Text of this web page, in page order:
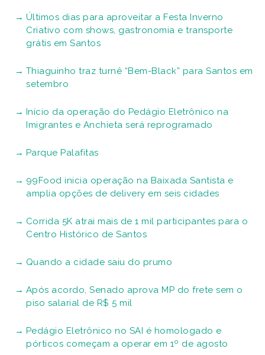
Últimos dias para aproveitar a Festa Inverno
Criativo com shows, gastronomia e transporte
grátis em Santos
Thiaguinho traz turnê “Bem-Black” para Santos em
setembro
Início da operação do Pedágio Eletrônico na
Imigrantes e Anchieta será reprogramado
Parque Palafitas
99Food inicia operação na Baixada Santista e
amplia opções de delivery em seis cidades
Corrida 5K atrai mais de 1 mil participantes para o
Centro Histórico de Santos
Quando a cidade saiu do prumo
Após acordo, Senado aprova MP do frete sem o
piso salarial de R$ 5 mil
Pedágio Eletrônico no SAI é homologado e
pórticos começam a operar em 1º de agosto